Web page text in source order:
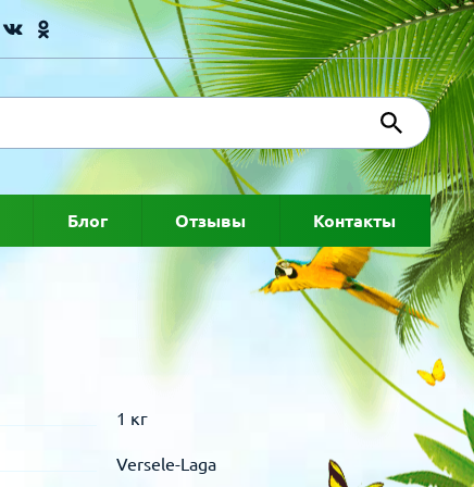
Блог Отзывы Контакты
1 кг
Versele-Laga